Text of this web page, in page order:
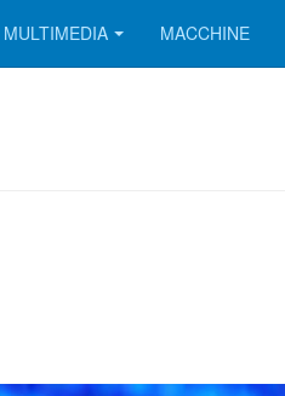
MULTIMEDIA MACCHINE